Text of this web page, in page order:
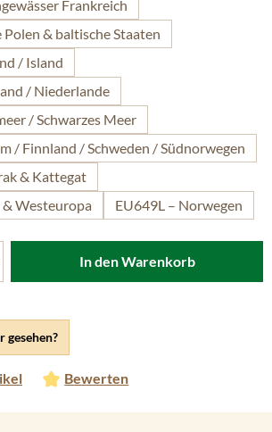
gesehen?
Bewerten
Frankreich
Polen & baltische Staaten
/ Island
/ Niederlande
/ Schwarzes Meer
/ Finnland / Schweden / Südnorwegen
& Kattegat
Westeuropa
EU649L – Norwegen
In den Warenkorb